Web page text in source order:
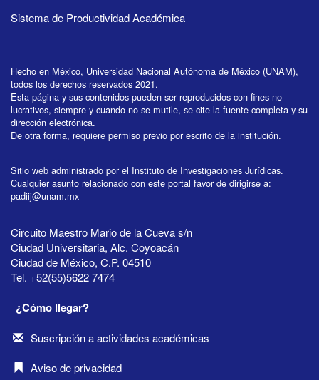
Sistema de Productividad Académica
Hecho en México, Universidad Nacional Autónoma de México (UNAM),
todos los derechos reservados 2021.
Esta página y sus contenidos pueden ser reproducidos con fines no
lucrativos, siempre y cuando no se mutile, se cite la fuente completa y su
dirección electrónica.
De otra forma, requiere permiso previo por escrito de la institución.
Sitio web administrado por el Instituto de Investigaciones Jurídicas.
Cualquier asunto relacionado con este portal favor de dirigirse a:
padiij@unam.mx
Circuito Maestro Mario de la Cueva s/n
Ciudad Universitaria, Alc. Coyoacán
Ciudad de México, C.P. 04510
Tel. +52(55)5622 7474
¿Cómo llegar?
Suscripción a actividades académicas
Aviso de privacidad